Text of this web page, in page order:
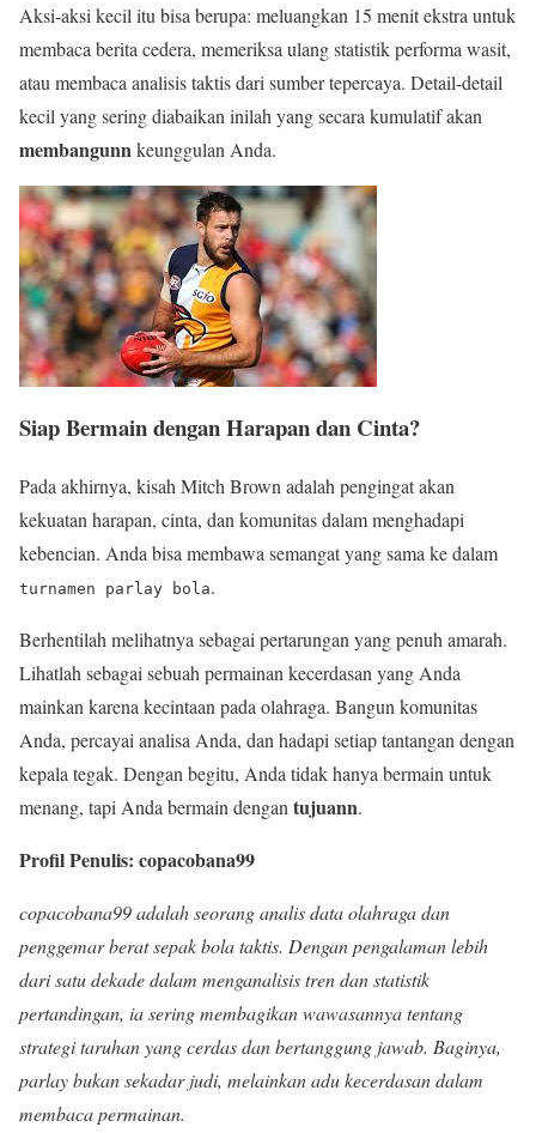
Aksi-aksi kecil itu bisa berupa: meluangkan 15 menit ekstra untuk
membaca berita cedera, memeriksa ulang statistik performa wasit,
atau membaca analisis taktis dari sumber tepercaya. Detail-detail
kecil yang sering diabaikan inilah yang secara kumulatif akan
membangunnkeunggulan Anda.
Siap Bermain dengan Harapan dan Cinta?
Pada akhirnya, kisah Mitch Brown adalah pengingat akan
kekuatan harapan, cinta, dan komunitas dalam menghadapi
kebencian. Anda bisa membawa semangat yang sama ke dalam
turnamen parlay bola.
Berhentilah melihatnya sebagai pertarungan yang penuh amarah.
Lihatlah sebagai sebuah permainan kecerdasan yang Anda
mainkan karena kecintaan pada olahraga. Bangun komunitas
Anda, percayai analisa Anda, dan hadapi setiap tantangan dengan
kepala tegak. Dengan begitu, Anda tidak hanya bermain untuk
menang, tapi Anda bermain dengan tujuann.
Profil Penulis: copacobana99
copacobana99 adalah seorang analis data olahraga dan
penggemar berat sepak bola taktis. Dengan pengalaman lebih
dari satu dekade dalam menganalisis tren dan statistik
pertandingan, ia sering membagikan wawasannya tentang
strategi taruhan yang cerdas dan bertanggung jawab. Baginya,
parlay bukan sekadar judi, melainkan adu kecerdasan dalam
membaca permainan.